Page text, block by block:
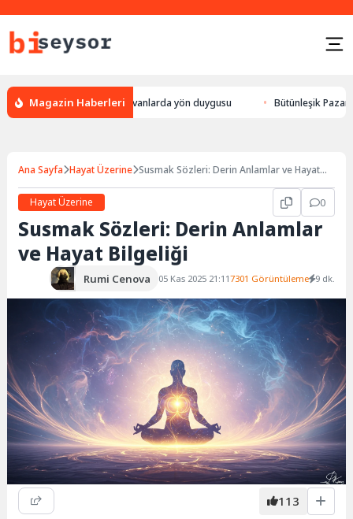
Magazin Haberleri
yön bulması, hayvanlarda yön duygusu Bütünleşik Pazarlama:
Ana Sayfa Hayat Üzerine Susmak Sözleri: Derin Anlamlar ve Hayat
Hayat Üzerine
0
Susmak Sözleri: Derin Anlamlar
ve Hayat Bilgeliği
Rumi Cenova 05 Kas 2025 21:117301 Görüntüleme 9 dk.
113